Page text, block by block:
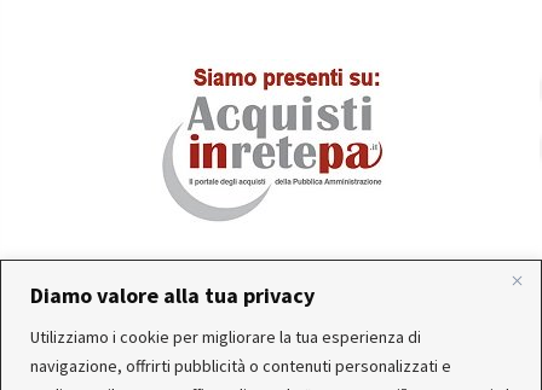
Diamo valore alla tua privacy
Utilizziamo i cookie per migliorare la tua esperienza di
navigazione, offrirti pubblicità o contenuti personalizzati e
In occasione delle FERIE ESTIVE, alcune aziende
produttrici e corrieri potrebbero sospendere o rallentare
Servizio clienti attivo: Da Lunedì a Venerdì dalle 10:30 alle